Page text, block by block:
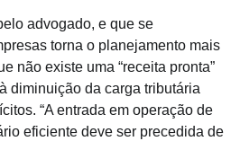
advogado, e que se
torna o planejamento mais
não existe uma “receita pronta”
diminuição da carga tributária
“A entrada em operação de
eficiente deve ser precedida de